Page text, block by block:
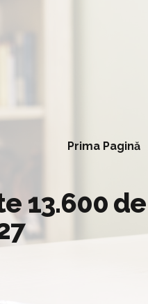
Prima Pagină
13.600